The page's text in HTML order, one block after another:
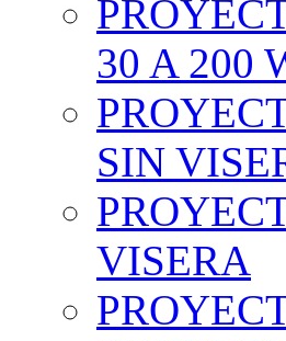
30 A 200
SIN
VISERA